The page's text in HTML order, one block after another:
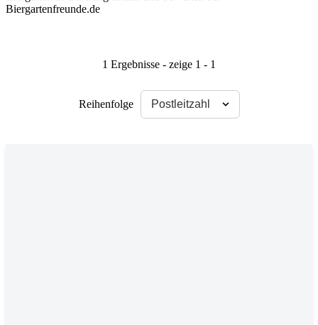
Biergartenfreunde.de
1 Ergebnisse - zeige 1 - 1
Reihenfolge